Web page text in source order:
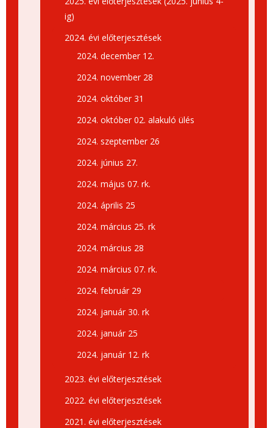
ig)
2024. évi előterjesztések
2024. december 12.
2024. november 28
2024. október 31
2024. október 02. alakuló ülés
2024. szeptember 26
2024. június 27.
2024. május 07. rk.
2024. április 25
2024. március 25. rk
2024. március 28
2024. március 07. rk.
2024. február 29
2024. január 30. rk
2024. január 25
2024. január 12. rk
2023. évi előterjesztések
2022. évi előterjesztések
2021. évi előterjesztések